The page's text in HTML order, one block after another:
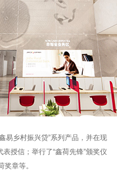
易乡村振兴贷”系列产品，并在现
授信；举行了“鑫荷先锋”颁奖仪
章等。